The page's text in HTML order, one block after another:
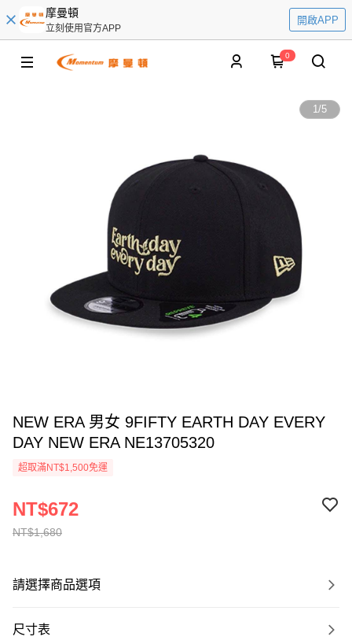
摩曼頓
立刻使用官方APP
開啟APP
0
1/5
NEW ERA 男女 9FIFTY EARTH DAY EVERY
DAY NEW ERA NE13705320
超取滿NT$1,500免運
NT$1,680
NT$672
請選擇商品選項
尺寸表